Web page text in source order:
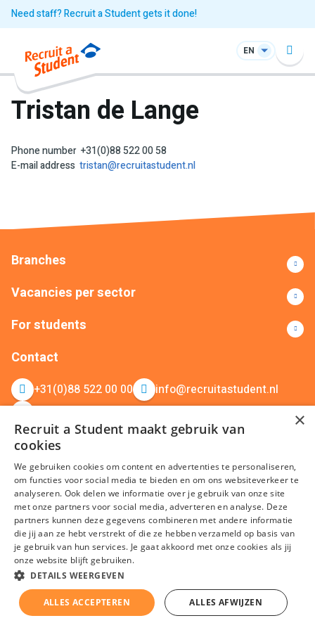
Need staff? Recruit a Student gets it done!
EN
Tristan de Lange
Phone number +31(0)88 522 00 58
E-mail address tristan@recruitastudent.nl
Branches
Vacancies per sector
For students
Contact
+31(0)88 522 00 00
info@recruitastudent.nl
terms and conditionsPrivacy CookiesDisclaimer Sitemap
KvK nummer: 20092214 © Recruit a Student 2026
×
Recruit a Student maakt gebruik van
cookies
We gebruiken cookies om content en advertenties te personaliseren,
om functies voor social media te bieden en om ons websiteverkeer te
analyseren. Ook delen we informatie over je gebruik van onze site
met onze partners voor social media, adverteren en analyse. Deze
partners kunnen deze gegevens combineren met andere informatie
die jij aan ze hebt verstrekt of die ze hebben verzameld op basis van
je gebruik van hun services. Je gaat akkoord met onze cookies als jij
onze website blijft gebruiken.
DETAILS WEERGEVEN
ALLES ACCEPTEREN ALLES AFWIJZEN